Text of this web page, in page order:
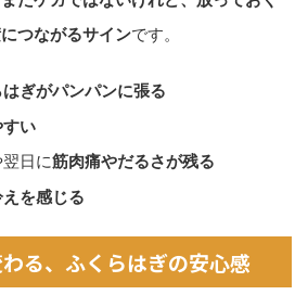
つながるサインです。
ぎがパンパンに張る
い
日に筋肉痛やだるさが残る
を感じる
る、ふくらはぎの安心感